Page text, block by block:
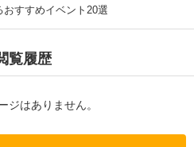
すすめイベント20選
覧履歴
ジはありません。